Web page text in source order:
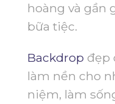
hoàng và gần
bữa tiệc.
Backdrop đẹp
làm nền cho
niệm, làm